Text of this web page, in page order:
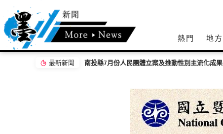
熱門 地方
最新新聞 「茶鄉墨韻」濁水溪社大書法聯展開幕 落實藝